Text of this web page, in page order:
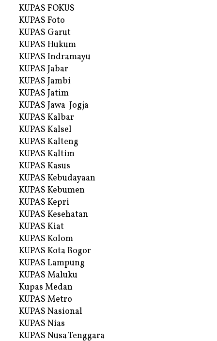
KUPAS FOKUS
KUPAS Foto
KUPAS Garut
KUPAS Hukum
KUPAS Indramayu
KUPAS Jabar
KUPAS Jambi
KUPAS Jatim
KUPAS Jawa-Jogja
KUPAS Kalbar
KUPAS Kalsel
KUPAS Kalteng
KUPAS Kaltim
KUPAS Kasus
KUPAS Kebudayaan
KUPAS Kebumen
KUPAS Kepri
KUPAS Kesehatan
KUPAS Kiat
KUPAS Kolom
KUPAS Kota Bogor
KUPAS Lampung
KUPAS Maluku
Kupas Medan
KUPAS Metro
KUPAS Nasional
KUPAS Nias
KUPAS Nusa Tenggara